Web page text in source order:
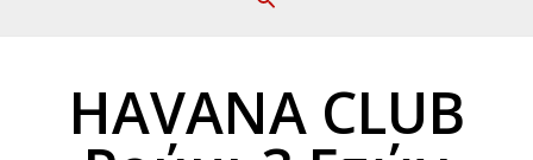
HAVANA CLUB